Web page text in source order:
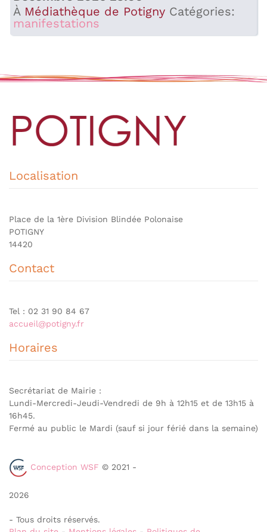
À Médiathèque de Potigny Catégories:
manifestations
Localisation
Place de la 1ère Division Blindée Polonaise
POTIGNY
14420
Contact
Tel : 02 31 90 84 67
accueil@potigny.fr
Horaires
Secrétariat de Mairie :
Lundi-Mercredi-Jeudi-Vendredi de 9h à 12h15 et de 13h15 à
16h45.
Fermé au public le Mardi (sauf si jour férié dans la semaine)
Conception WSF © 2021 -
2026
- Tous droits réservés.